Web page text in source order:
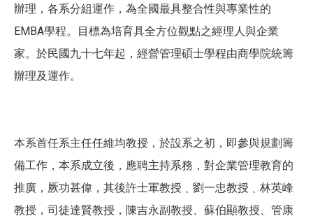
辦理，各系分組運作，為全國最具整合性與專業性的
EMBA學程。目標為培育具全方位觀點之經理人與企業
家。於民國九十七年起，經營管理碩士學程由商學院統籌
辦理及運作。
本系首任系主任任維均教授，於設系之初，即參與規劃籌
備工作，本系成立後，應聘主持系務，對企業管理教育的
推廣，厥功甚偉，其後許士軍教授﹑劉一忠教授﹑林英峰
教授，司徒達賢教授，陳吉永副教授、蘇伯顯教授、管康